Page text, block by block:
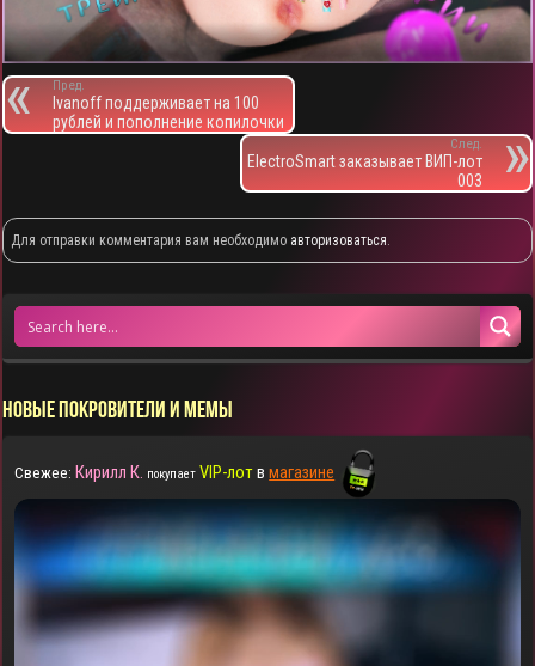
Пред.
Ivanoff поддерживает на 100
рублей и пополнение копилочки
След.
ElectroSmart заказывает ВИП-лот
003
Для отправки комментария вам необходимо авторизоваться
НОВЫЕ ПОКРОВИТЕЛИ И МЕМЫ
Свежее: Кирилл К. покупает VIP-лотвмагазине